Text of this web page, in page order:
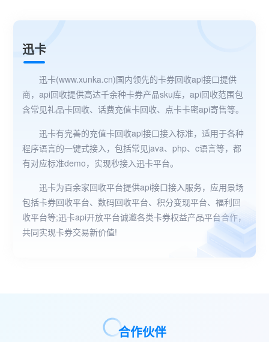
迅卡
迅卡(www.xunka.cn)国内领先的卡券回收api接口提供
商，api回收提供高达千余种卡券产品sku库，api回收范围包
含常见礼品卡回收、话费充值卡回收、点卡卡密api寄售等。
迅卡有完善的充值卡回收api接口接入标准，适用于各种
程序语言的一键式接入，包括常见java、php、c语言等，都
有对应标准demo，实现秒接入迅卡平台。
迅卡为百余家回收平台提供api接口接入服务，应用景场
包括卡券回收平台、数码回收平台、积分变现平台、福利回
收平台等;迅卡api开放平台诚邀各类卡券权益产品平台合作，
共同实现卡券交易新价值!
合作伙伴